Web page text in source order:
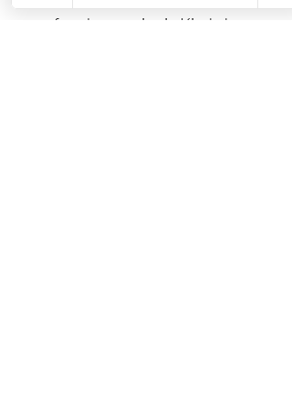
aufmerksam, wie ein Kind, das